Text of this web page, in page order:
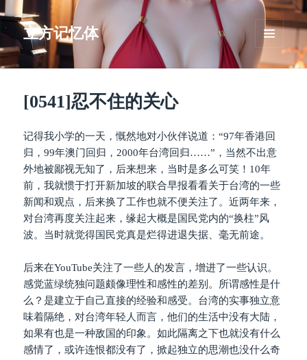
立方记忆体
菜单和
挂件
[0541]忍不住的关心
记得我小学的一天，慨然地对小伙伴说道：“97年香港回
归，99年澳门回归，2000年台湾回归……”，当然不出意
外地被鄙视无知了，后来想来，当时是多么可笑！10年
前，我就惯于打开新加坡的联合早报看看关于台湾的一些
新闻和观点，后来换了工作也就不便关注了。近两年来，
对台湾再度关注起来，缘起大概是国民党内的“换柱”风
波。当时就觉得国民党真是烂得进退失据、毫无前途。
后来在YouTube关注了一些人的发言，增进了一些认识。
感觉蓝绿统独问题颇像理性和感性的差别。所谓感性是什
么？是建立于自己直接的经验和感受。台湾的实事独立意
味着隔绝，对台湾年轻人而言，他们的生活中没有大陆，
如果有也是一种敌国的印象。如此隔离之下也就没有什么
感情了，或许连恨都没有了，掀起独立的思潮也没什么奇